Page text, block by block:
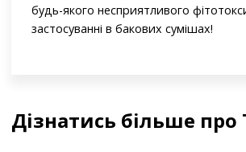
будь-якого несприятливого
застосуванні в бакових сумішах!
Дізнатись більше про